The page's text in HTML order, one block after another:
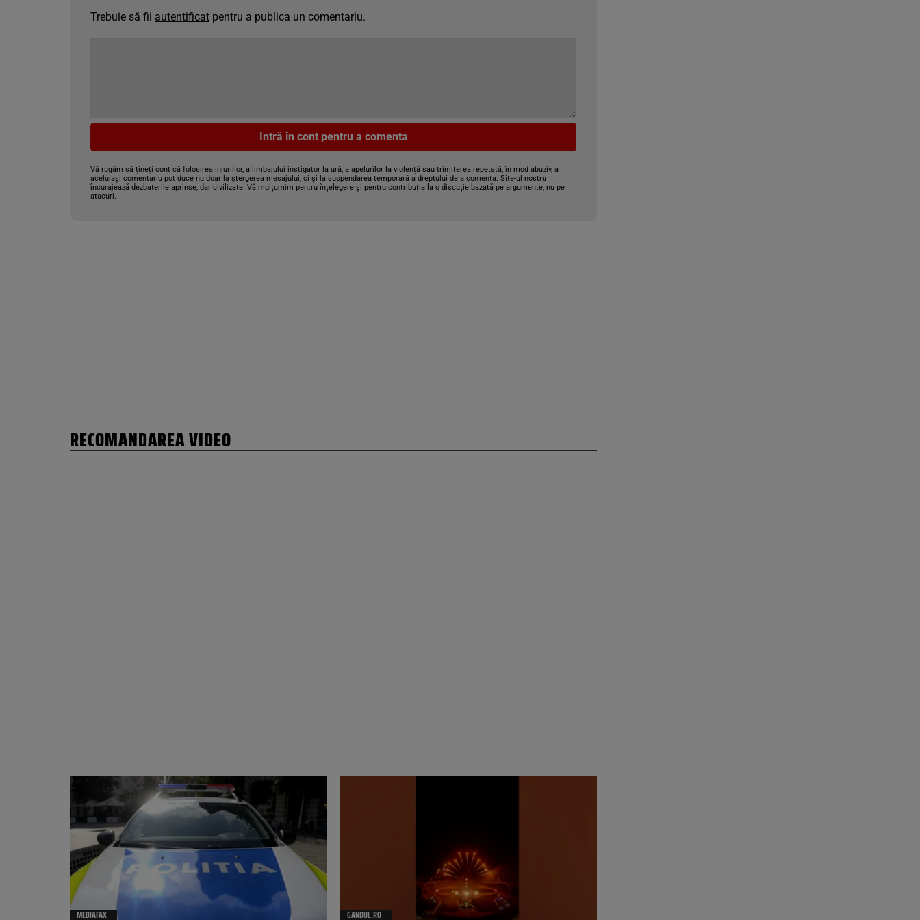
Trebuie să fii autentificat pentru a publica un comentariu.
Intră în cont pentru a comenta
Vă rugăm să țineți cont că folosirea injuriilor, a limbajului instigator la ură, a apelurilor la violență sau trimiterea repetată, în mod abuziv, a
aceluiași comentariu pot duce nu doar la ștergerea mesajului, ci și la suspendarea temporară a dreptului de a comenta. Site-ul nostru
încurajează dezbaterile aprinse, dar civilizate. Vă mulțumim pentru înțelegere și pentru contribuția la o discuție bazată pe argumente, nu pe
atacuri.
RECOMANDAREA VIDEO
MEDIAFAX GANDUL.RO